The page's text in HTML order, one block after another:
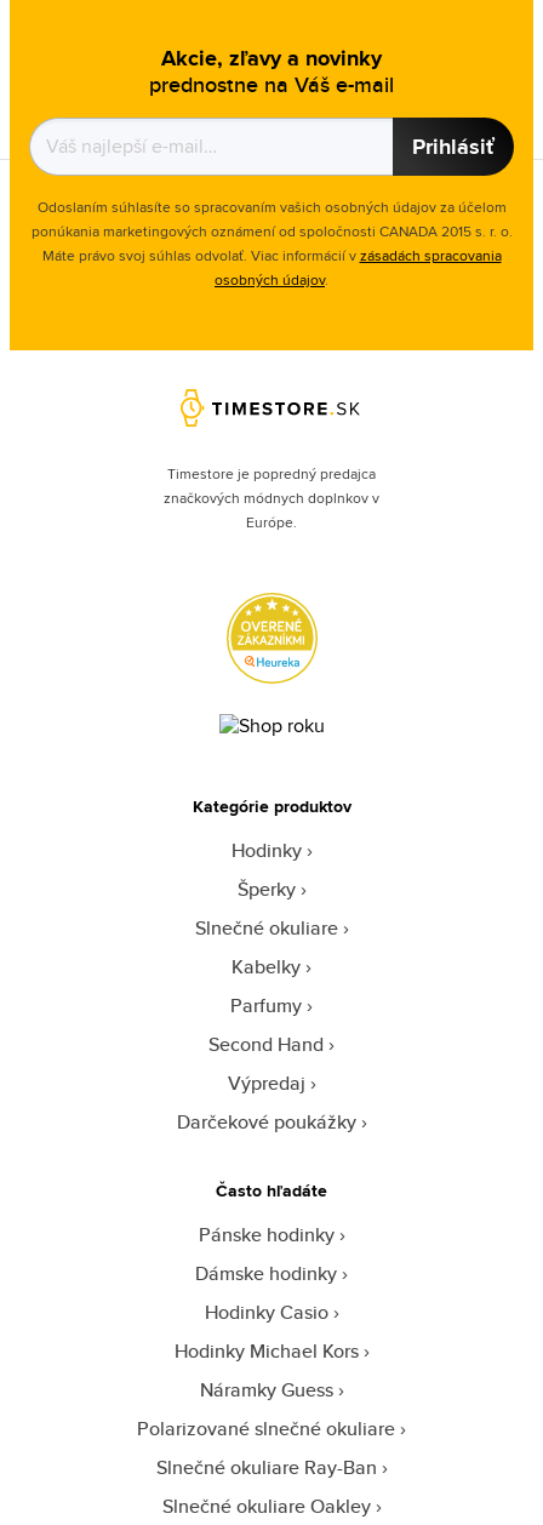
Akcie, zľavy a novinky
prednostne na Váš e-mail
Prihlásiť
Odoslaním súhlasíte so spracovaním vašich osobných údajov za účelom
ponúkania marketingových oznámení od spoločnosti CANADA 2015 s. r. o.
Máte právo svoj súhlas odvolať. Viac informácií vzásadách spracovania
osobných údajov.
Timestore je popredný predajca
značkových módnych doplnkov v
Európe.
Kategórie produktov
Hodinky
Šperky
Slnečné okuliare
Kabelky
Parfumy
Second Hand
Výpredaj
Darčekové poukážky
Často hľadáte
Pánske hodinky
Dámske hodinky
Hodinky Casio
Hodinky Michael Kors
Náramky Guess
Polarizované slnečné okuliare
Slnečné okuliare Ray-Ban
Slnečné okuliare Oakley